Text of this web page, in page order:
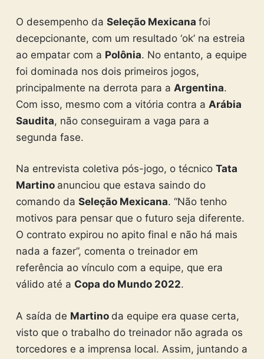
O desempenho da Seleção Mexicana foi
decepcionante, com um resultado ‘ok’ na estreia
ao empatar com a Polônia. No entanto, a equipe
foi dominada nos dois primeiros jogos,
principalmente na derrota para a Argentina.
Com isso, mesmo com a vitória contra a Arábia
Saudita, não conseguiram a vaga para a
segunda fase.
Na entrevista coletiva pós-jogo, o técnico Tata
Martino anunciou que estava saindo do
comando da Seleção Mexicana. “Não tenho
motivos para pensar que o futuro seja diferente.
O contrato expirou no apito final e não há mais
nada a fazer”, comenta o treinador em
referência ao vínculo com a equipe, que era
válido até a Copa do Mundo 2022.
A saída de Martino da equipe era quase certa,
visto que o trabalho do treinador não agrada os
torcedores e a imprensa local. Assim, juntando a